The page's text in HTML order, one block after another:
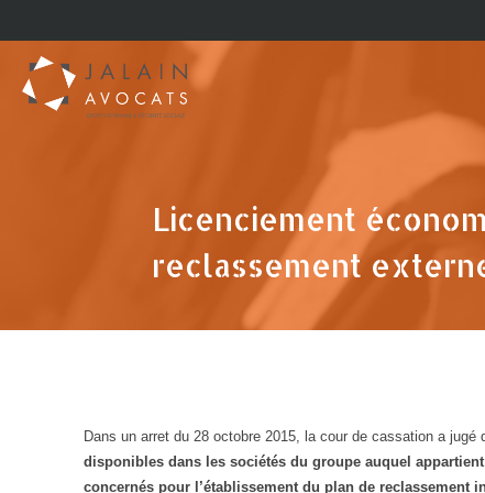
Licenciement
reclassement
Dans un arret du 28 octobre 2015, la cour de cassation a
disponibles dans les sociétés du groupe auquel
concernés pour l’établissement du plan de reclassement